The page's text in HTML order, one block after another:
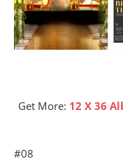
Get More: 12 X 36
#08